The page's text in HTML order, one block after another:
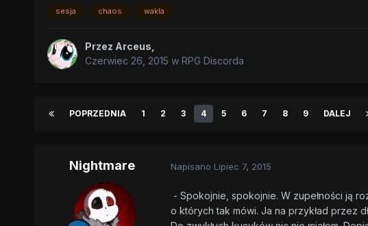
sesja chaos wakla
Przez Arceus
Czerwiec 26, 2015 w RPG Discorda
POPRZEDNIA 1 2 3 4 5 6 7 8 9 DALEJ
Nightmare Napisano Lipiec 7, 2015
- Spokojnie, spokojnie. W zupełności ją
o których tak mówi. Ja na przykład przez